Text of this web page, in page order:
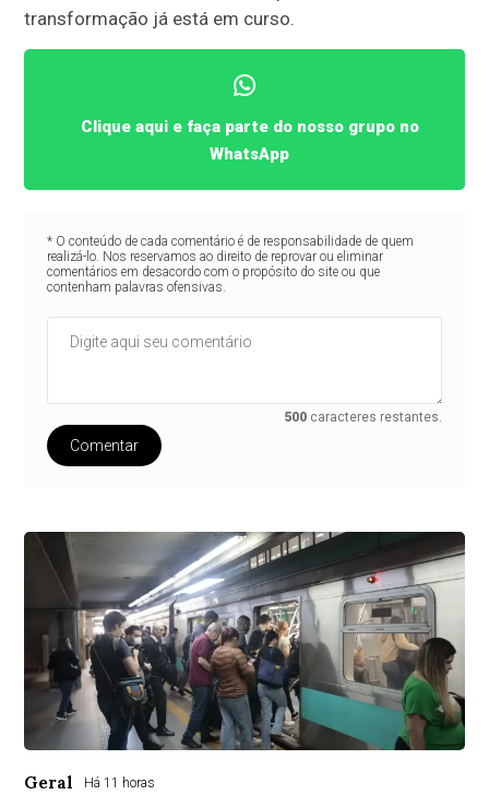
transformação já está em curso.
Clique aqui e faça parte do nosso grupo no
WhatsApp
* O conteúdo de cada comentário é de responsabilidade de quem
realizá-lo. Nos reservamos ao direito de reprovar ou eliminar
comentários em desacordo com o propósito do site ou que
contenham palavras ofensivas.
500 caracteres restantes.
Comentar
Geral Há 11 horas